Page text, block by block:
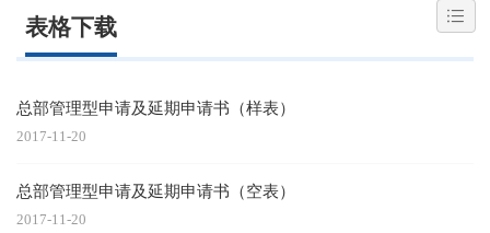
表格下载
总部管理型申请及延期申请书（样表）
2017-11-20
总部管理型申请及延期申请书（空表）
2017-11-20